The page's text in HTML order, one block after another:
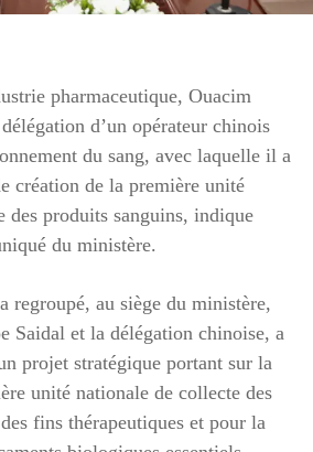
pharmaceutique, Ouacim
d’un opérateur chinois
du sang, avec laquelle il a
création de la première unité
des produits sanguins, indique
du ministère.
regroupé, au siège du ministère,
Saidal et la délégation chinoise, a
projet stratégique portant sur la
unité nationale de collecte des
fins thérapeutiques et pour la